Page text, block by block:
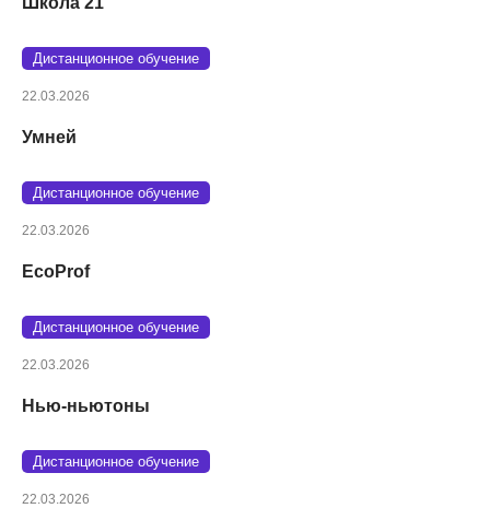
Дистанционное обучение
22.03.2026
Умней
Дистанционное обучение
22.03.2026
EcoProf
Дистанционное обучение
22.03.2026
Нью-ньютоны
Дистанционное обучение
22.03.2026